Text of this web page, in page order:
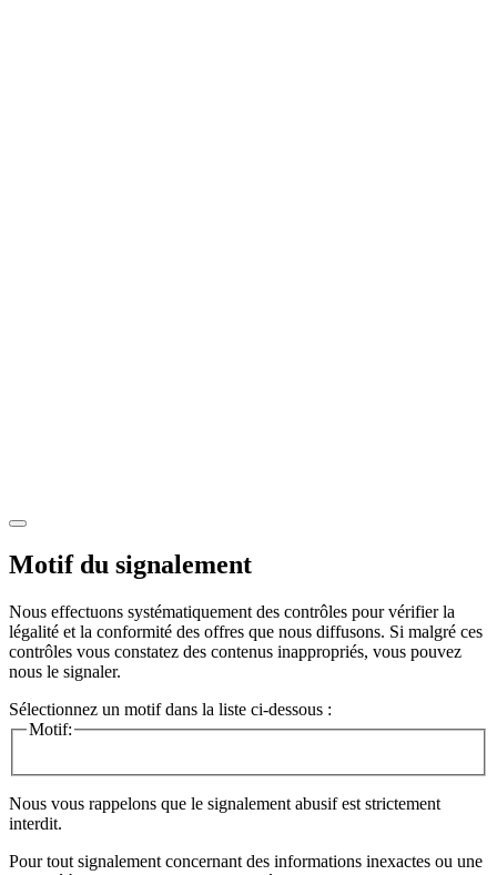
Motif du signalement
Nous effectuons systématiquement des contrôles pour vérifier la
légalité et la conformité des offres que nous diffusons. Si malgré ces
contrôles vous constatez des contenus inappropriés, vous pouvez
nous le signaler.
Sélectionnez un motif dans la liste ci-dessous :
Motif:
Nous vous rappelons que le signalement abusif est strictement
interdit.
Pour tout signalement concernant des informations inexactes ou une